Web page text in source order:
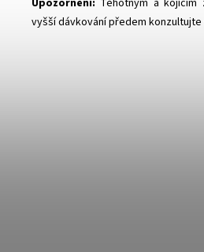
vyšší dávkování předem konzultujte